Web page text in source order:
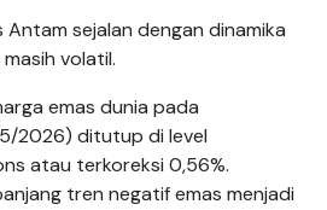
Antam sejalan dengan dinamika
volatil.
emas dunia pada
2026) ditutup di level
atau terkoreksi 0,56%.
tren negatif emas menjadi